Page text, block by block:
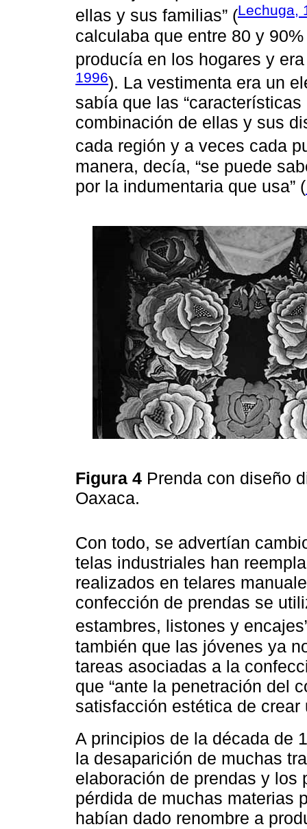
ellas y sus familias” (Lechuga,
calculaba que entre 80 y
producía en los hogares y
1996). La vestimenta era un
sabía que las
combinación de ellas y sus
cada región y a veces cada
manera, decía, “se puede
por la indumentaria que usa” (
Figura 4 Prenda con diseño
Oaxaca.
Con todo, se advertían
telas industriales han
realizados en telares
confección de prendas se
estambres, listones y
también que las jóvenes ya
tareas asociadas a la
que “ante la penetración del
satisfacción estética de crear
A principios de la década de
la desaparición de muchas
elaboración de prendas y los
pérdida de muchas materias
habían dado renombre a